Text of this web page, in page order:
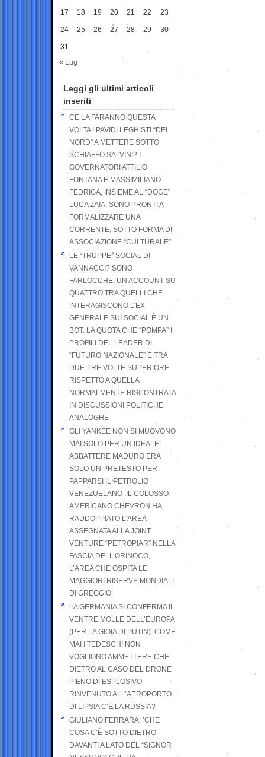
17 18 19 20 21 22 23
24 25 26 27 28 29 30
31
« Lug
Leggi gli ultimi articoli
inseriti
CE LA FARANNO QUESTA
VOLTA I PAVIDI LEGHISTI “DEL
NORD” A METTERE SOTTO
SCHIAFFO SALVINI? I
GOVERNATORI ATTILIO
FONTANA E MASSIMILIANO
FEDRIGA, INSIEME AL “DOGE”
LUCA ZAIA, SONO PRONTI A
FORMALIZZARE UNA
CORRENTE, SOTTO FORMA DI
ASSOCIAZIONE “CULTURALE”
LE “TRUPPE” SOCIAL DI
VANNACCI? SONO
FARLOCCHE: UN ACCOUNT SU
QUATTRO TRA QUELLI CHE
INTERAGISCONO L’EX
GENERALE SUI SOCIAL È UN
BOT. LA QUOTA CHE “POMPA” I
PROFILI DEL LEADER DI
“FUTURO NAZIONALE” È TRA
DUE-TRE VOLTE SUPERIORE
RISPETTO A QUELLA
NORMALMENTE RISCONTRATA
IN DISCUSSIONI POLITICHE
ANALOGHE
GLI YANKEE NON SI MUOVONO
MAI SOLO PER UN IDEALE:
ABBATTERE MADURO ERA
SOLO UN PRETESTO PER
PAPPARSI IL PETROLIO
VENEZUELANO .IL COLOSSO
AMERICANO CHEVRON HA
RADDOPPIATO L’AREA
ASSEGNATA ALLA JOINT
VENTURE “PETROPIAR” NELLA
FASCIA DELL’ORINOCO,
L’AREA CHE OSPITA LE
MAGGIORI RISERVE MONDIALI
DI GREGGIO
LA GERMANIA SI CONFERMA IL
VENTRE MOLLE DELL’EUROPA
(PER LA GIOIA DI PUTIN). COME
MAI I TEDESCHI NON
VOGLIONO AMMETTERE CHE
DIETRO AL CASO DEL DRONE
PIENO DI ESPLOSIVO
RINVENUTO ALL’AEROPORTO
DI LIPSIA C’È LA RUSSIA?
GIULIANO FERRARA: ’CHE
COSA C’È SOTTO DIETRO
DAVANTI A LATO DEL “SIGNOR